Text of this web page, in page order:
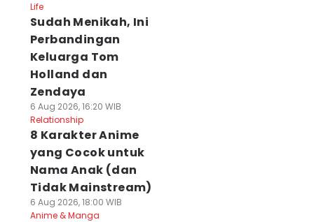
Life
Sudah Menikah, Ini
Perbandingan
Keluarga Tom
Holland dan
Zendaya
6 Aug 2026, 16:20 WIB
Relationship
8 Karakter Anime
yang Cocok untuk
Nama Anak (dan
Tidak Mainstream)
6 Aug 2026, 18:00 WIB
Anime & Manga